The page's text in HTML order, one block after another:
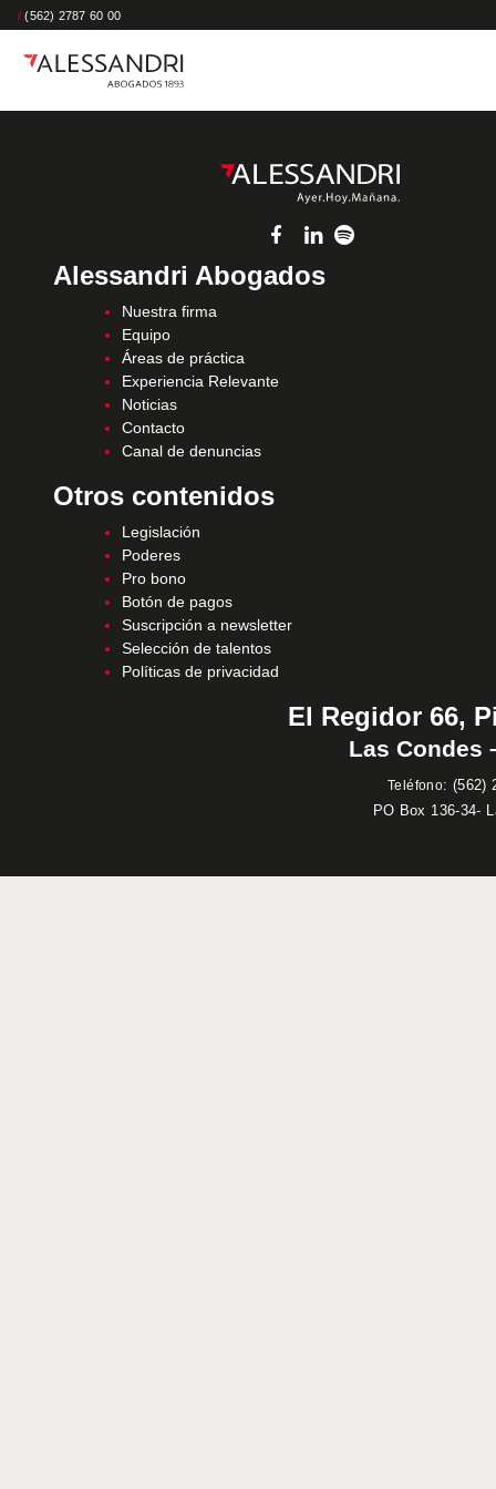
/ (562) 2787 60 00
Alessandri Abogados
Nuestra firma
Equipo
Áreas de práctica
Experiencia Relevante
Noticias
Contacto
Canal de denuncias
Otros contenidos
Legislación
Poderes
Pro bono
Botón de pagos
Suscripción a newsletter
Selección de talentos
Políticas de privacidad
El Regidor 66,
Las Condes
Teléfono: (562)
PO Box 136-34-